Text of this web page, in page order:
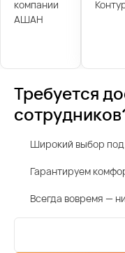
компании
АШАН
Требуется
Широкий выбор
Гарантируем
Всегда вовремя —